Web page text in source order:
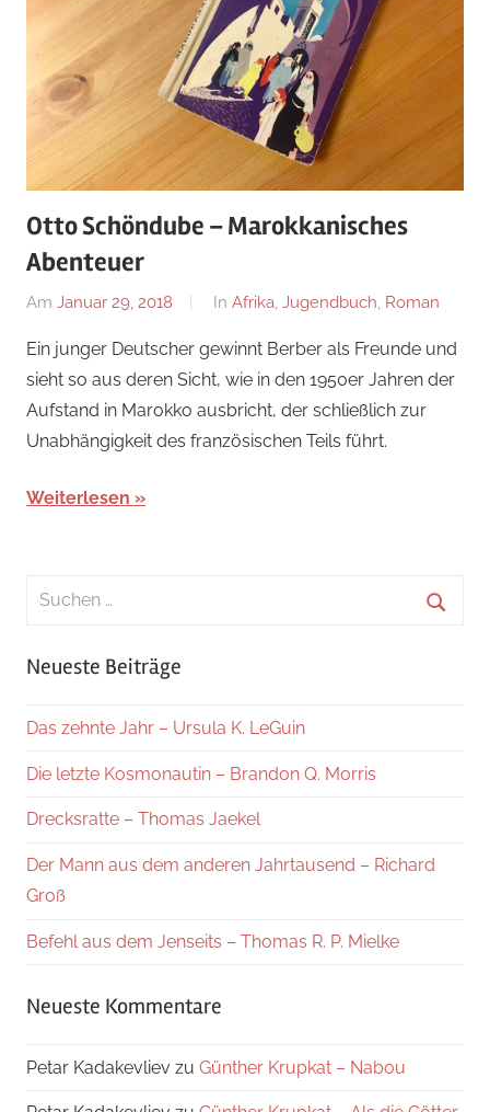
Otto Schöndube – Marokkanisches
Abenteuer
Am Januar 29, 2018
Von
In Afrika, Jugendbuch, Roman
Ein junger Deutscher gewinnt Berber als Freunde und
sieht so aus deren Sicht, wie in den 1950er Jahren der
Aufstand in Marokko ausbricht, der schließlich zur
Unabhängigkeit des französischen Teils führt.
Weiterlesen
Suchen
Neueste Beiträge
Das zehnte Jahr – Ursula K. LeGuin
Die letzte Kosmonautin – Brandon Q. Morris
Drecksratte – Thomas Jaekel
Der Mann aus dem anderen Jahrtausend – Richard
Groß
Befehl aus dem Jenseits – Thomas R. P. Mielke
Neueste Kommentare
Petar Kadakevliev zu Günther Krupkat – Nabou